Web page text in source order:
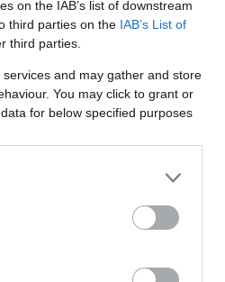
on the IAB’s list of downstream
third parties on the IAB’s List of
third parties.
and may gather and store
You may click to grant or
for below specified purposes